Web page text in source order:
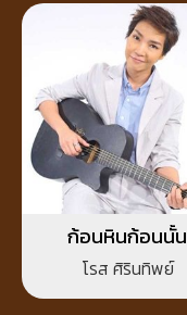
ก้อนหินก้อนนั้น
โรส ศิรินทิพย์